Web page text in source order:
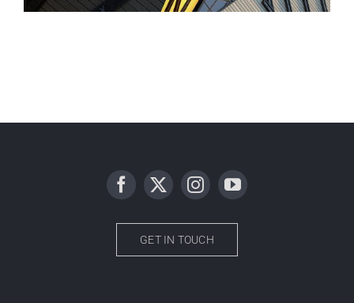
GET IN TOUCH